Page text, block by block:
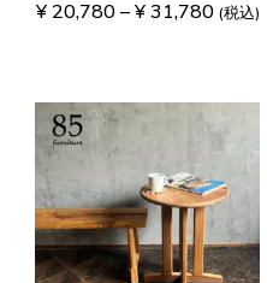
¥20,780–¥31,780 (税込)